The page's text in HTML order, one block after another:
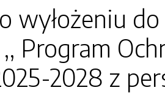
wyłożeniu
Program
2028 z